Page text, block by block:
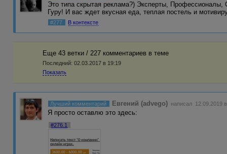
Это типа скрытая реклама?) Эксперты,
Гуру! И вас ждет вкусная еда, теплая постель и
#277 В контексте
Еще 43 ветки / 227 комментариев в темe
Последний: 02.03.2017 в 19:19
Показать
Лучший комментарий Евгений (advego) написал 12.09.2019
Я просто оставлю это здесь:
#276.1